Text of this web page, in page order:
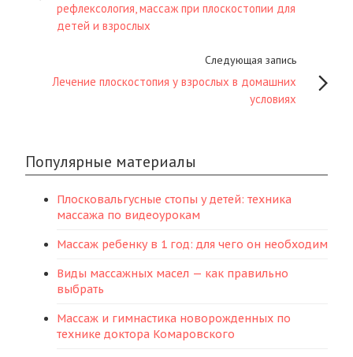
рефлексология, массаж при плоскостопии для
детей и взрослых
Следующая запись
Лечение плоскостопия у взрослых в домашних
условиях
Популярные материалы
Плосковальгусные стопы у детей: техника
массажа по видеоурокам
Массаж ребенку в 1 год: для чего он необходим
Виды массажных масел — как правильно
выбрать
Массаж и гимнастика новорожденных по
технике доктора Комаровского